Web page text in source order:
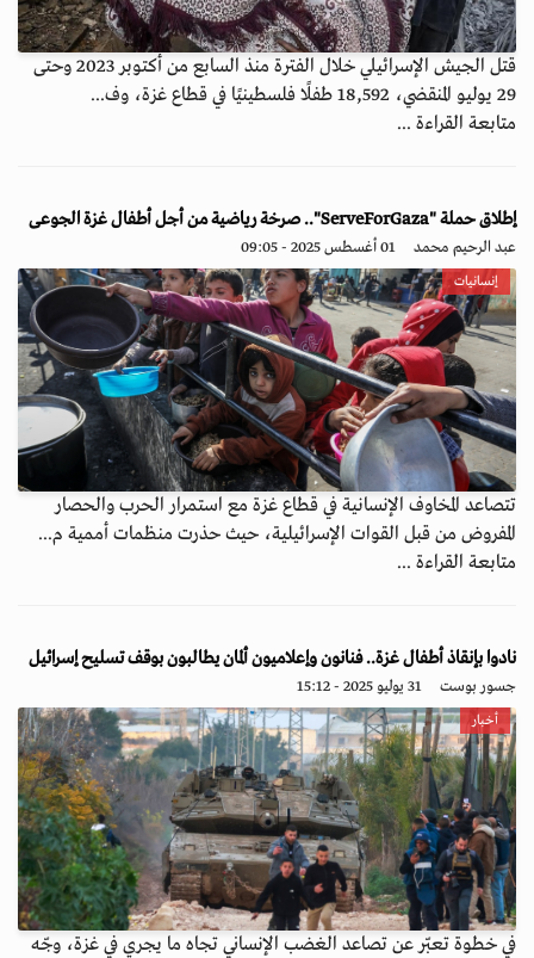
قتل الجيش الإسرائيلي خلال الفترة منذ السابع من أكتوبر 2023 وحتى
29 يوليو المنقضي، 18,592 طفلًا فلسطينيًا في قطاع غزة، وف...
متابعة القراءة ...
إطلاق حملة "ServeForGaza".. صرخة رياضية من أجل أطفال غزة الجوعى
عبد الرحيم محمد 01 أغسطس 2025 - 09:05
إنسانيات
تتصاعد المخاوف الإنسانية في قطاع غزة مع استمرار الحرب والحصار
المفروض من قبل القوات الإسرائيلية، حيث حذرت منظمات أممية م...
متابعة القراءة ...
نادوا بإنقاذ أطفال غزة.. فنانون وإعلاميون ألمان يطالبون بوقف تسليح إسرائيل
جسور بوست 31 يوليو 2025 - 15:12
أخبار
في خطوة تعبّر عن تصاعد الغضب الإنساني تجاه ما يجري في غزة، وجّه